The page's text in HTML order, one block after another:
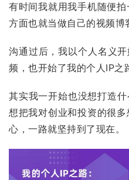
有时间我就用我手机随便
方面也就当做自己的视频博
沟通过后，我以个人名义
频，也开始了我的个人IP之
其实我一开始也没想打造
想把我对创业和投资的很
心，一路就坚持到了现在。